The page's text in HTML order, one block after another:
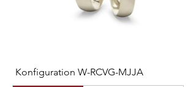
Konfiguration W-RCVG-MJJA